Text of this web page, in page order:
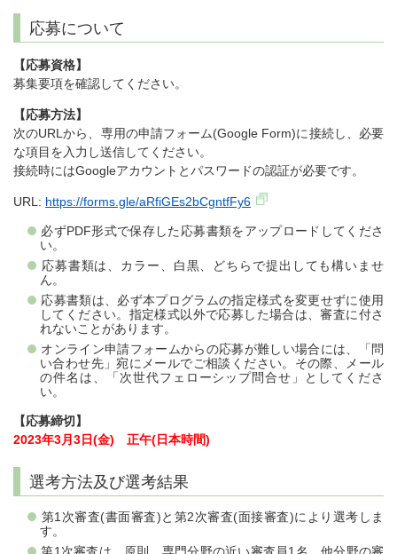
応募について
【応募資格】
募集要項を確認してください。
【応募方法】
次のURLから、専用の申請フォーム(Google Form)に接続し、必要
な項目を入力し送信してください。
接続時にはGoogleアカウントとパスワードの認証が必要です。
URL: https://forms.gle/aRfiGEs2bCgntfFy6
必ずPDF形式で保存した応募書類をアップロードしてくださ
い。
応募書類は、カラー、白黒、どちらで提出しても構いませ
ん。
応募書類は、必ず本プログラムの指定様式を変更せずに使用
してください。指定様式以外で応募した場合は、審査に付さ
れないことがあります。
オンライン申請フォームからの応募が難しい場合には、「問
い合わせ先」宛にメールでご相談ください。その際、メール
の件名は、「次世代フェローシップ問合せ」としてくださ
い。
【応募締切】
2023年3月3日(金) 正午(日本時間)
選考方法及び選考結果
第1次審査(書面審査)と第2次審査(面接審査)により選考しま
す。